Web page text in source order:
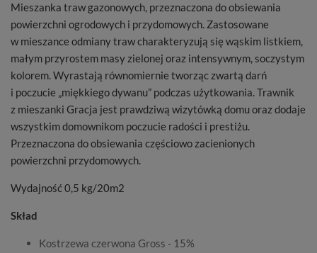
Mieszanka traw gazonowych, przeznaczona do obsiewania
powierzchni ogrodowych i przydomowych. Zastosowane
w mieszance odmiany traw charakteryzują się wąskim listkiem,
małym przyrostem masy zielonej oraz intensywnym, soczystym
kolorem. Wyrastają równomiernie tworząc zwartą darń
i poczucie „miękkiego dywanu” podczas użytkowania. Trawnik
z mieszanki Gracja jest prawdziwą wizytówką domu oraz dodaje
wszystkim domownikom poczucie radości i prestiżu.
Przeznaczona do obsiewania częściowo zacienionych
powierzchni przydomowych.
Wydajność 0,5 kg/20m2
Skład
Kostrzewa czerwona Gross - 15%